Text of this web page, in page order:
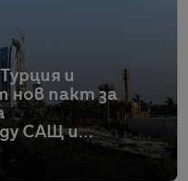
и
нов пакт за
САЩ и